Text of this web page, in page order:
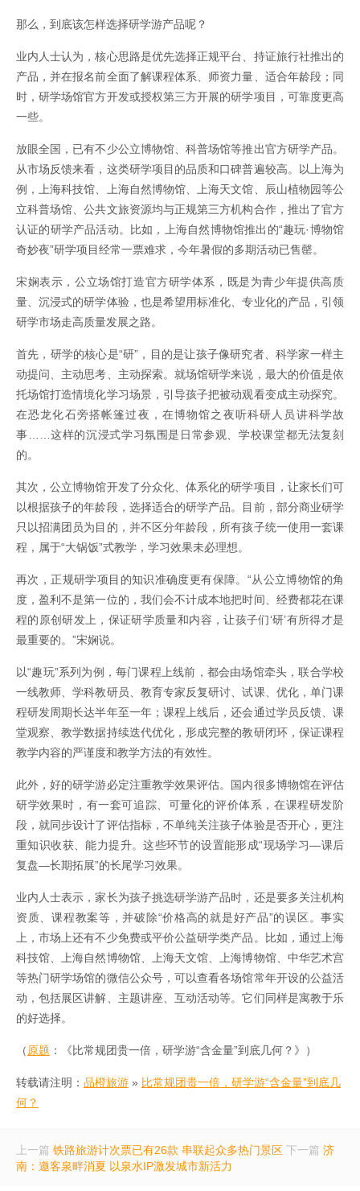
那么，到底该怎样选择研学游产品呢？
业内人士认为，核心思路是优先选择正规平台、持证旅行社推出的
产品，并在报名前全面了解课程体系、师资力量、适合年龄段；同
时，研学场馆官方开发或授权第三方开展的研学项目，可靠度更高
一些。
放眼全国，已有不少公立博物馆、科普场馆等推出官方研学产品。
从市场反馈来看，这类研学项目的品质和口碑普遍较高。以上海为
例，上海科技馆、上海自然博物馆、上海天文馆、辰山植物园等公
立科普场馆、公共文旅资源均与正规第三方机构合作，推出了官方
认证的研学产品活动。比如，上海自然博物馆推出的“趣玩·博物馆
奇妙夜”研学项目经常一票难求，今年暑假的多期活动已售罄。
宋娴表示，公立场馆打造官方研学体系，既是为青少年提供高质
量、沉浸式的研学体验，也是希望用标准化、专业化的产品，引领
研学市场走高质量发展之路。
首先，研学的核心是“研”，目的是让孩子像研究者、科学家一样主
动提问、主动思考、主动探索。就场馆研学来说，最大的价值是依
托场馆打造情境化学习场景，引导孩子把被动观看变成主动探究。
在恐龙化石旁搭帐篷过夜，在博物馆之夜听科研人员讲科学故
事……这样的沉浸式学习氛围是日常参观、学校课堂都无法复刻
的。
其次，公立博物馆开发了分众化、体系化的研学项目，让家长们可
以根据孩子的年龄段，选择适合的研学产品。目前，部分商业研学
只以招满团员为目的，并不区分年龄段，所有孩子统一使用一套课
程，属于“大锅饭”式教学，学习效果未必理想。
再次，正规研学项目的知识准确度更有保障。“从公立博物馆的角
度，盈利不是第一位的，我们会不计成本地把时间、经费都花在课
程的原创研发上，保证研学质量和内容，让孩子们‘研’有所得才是
最重要的。”宋娴说。
以“趣玩”系列为例，每门课程上线前，都会由场馆牵头，联合学校
一线教师、学科教研员、教育专家反复研讨、试课、优化，单门课
程研发周期长达半年至一年；课程上线后，还会通过学员反馈、课
堂观察、教学数据持续迭代优化，形成完整的教研闭环，保证课程
教学内容的严谨度和教学方法的有效性。
此外，好的研学游必定注重教学效果评估。国内很多博物馆在评估
研学效果时，有一套可追踪、可量化的评价体系，在课程研发阶
段，就同步设计了评估指标，不单纯关注孩子体验是否开心，更注
重知识收获、能力提升。这些环节的设置能形成“现场学习—课后
复盘—长期拓展”的长尾学习效果。
业内人士表示，家长为孩子挑选研学游产品时，还是要多关注机构
资质、课程教案等，并破除“价格高的就是好产品”的误区。事实
上，市场上还有不少免费或平价公益研学类产品。比如，通过上海
科技馆、上海自然博物馆、上海天文馆、上海博物馆、中华艺术宫
等热门研学场馆的微信公众号，可以查看各场馆常年开设的公益活
动，包括展区讲解、主题讲座、互动活动等。它们同样是寓教于乐
的好选择。
（原题 ：《比常规团贵一倍，研学游“含金量”到底几何？》）
转载请注明： 品橙旅游 » 比常规团贵一倍，研学游“含金量”到底几
何？
上一篇 铁路旅游计次票已有26款 串联起众多热门景区 下一篇 济
南：邀客泉畔消夏 以泉水IP激发城市新活力